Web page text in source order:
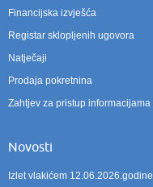
Financijska izvješća
Registar sklopljenih ugovora
Natječaji
Prodaja pokretnina
Zahtjev za pristup informacijama
Novosti
Izlet vlakićem 12.06.2026.godine